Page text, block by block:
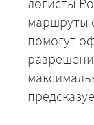
маршруты
помогут